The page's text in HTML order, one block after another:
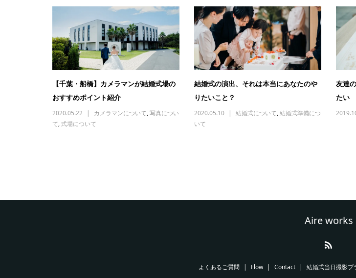
【千葉・船橋】カメラマンが結婚式場の
おすすめポイント紹介
2020.05.22 カメラマンについて,写真につい
て,式場について
結婚式の演出、それは本当にあなたのや
りたいこと？
2020.05.10 結婚式について,結婚式準備につ
いて
友達
たい
Aire works
よくあるご質問 Flow Contact 結婚式当日撮影プ